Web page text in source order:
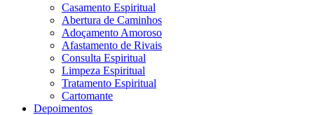
Casamento Espiritual
Abertura de Caminhos
Adoçamento Amoroso
Afastamento de Rivais
Consulta Espiritual
Limpeza Espiritual
Tratamento Espiritual
Cartomante
Depoimentos